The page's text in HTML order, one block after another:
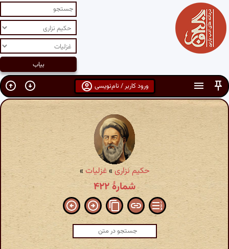
ورود کاربر / نام‌نویسی
حکیم نزاری»غزلیات»
شمارهٔ ۴۲۲